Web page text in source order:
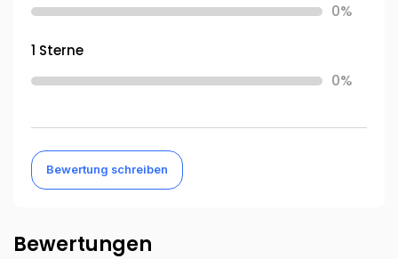
0%
1 Sterne
0%
Bewertung schreiben
Bewertungen